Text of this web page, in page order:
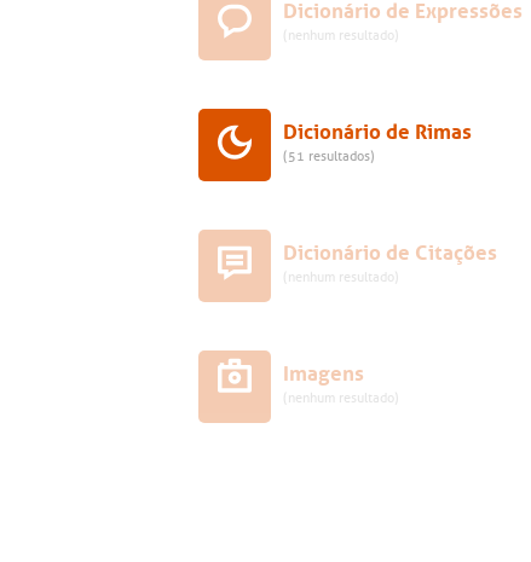
Dicionário de Expressões
(nenhum resultado)
Dicionário de Rimas
(51 resultados)
Dicionário de Citações
(nenhum resultado)
Imagens
(nenhum resultado)